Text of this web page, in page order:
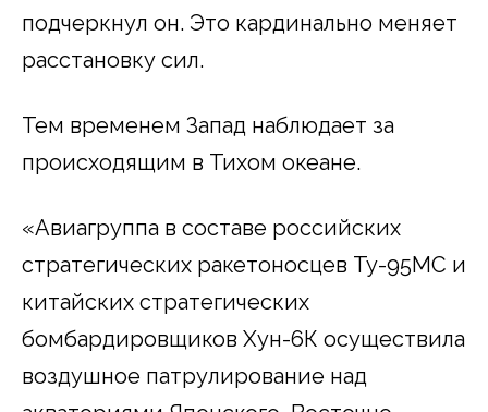
подчеркнул он. Это кардинально меняет
расстановку сил.
Тем временем Запад наблюдает за
происходящим в Тихом океане.
«Авиагруппа в составе российских
стратегических ракетоносцев Ту-95МС и
китайских стратегических
бомбардировщиков Хун-6К осуществила
воздушное патрулирование над